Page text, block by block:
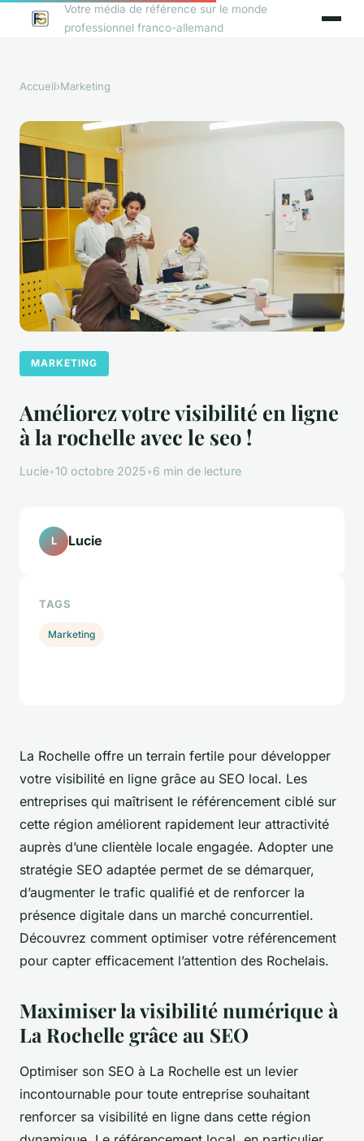
Votre média de référence sur le monde
professionnel franco-allemand
Accueil›Marketing
MARKETING
Améliorez votre visibilité en ligne
à la rochelle avec le seo !
Lucie•10 octobre 2025•6 min de lecture
La Rochelle offre un terrain fertile pour développer
votre visibilité en ligne grâce au SEO local. Les
entreprises qui maîtrisent le référencement ciblé sur
cette région améliorent rapidement leur attractivité
auprès d’une clientèle locale engagée. Adopter une
stratégie SEO adaptée permet de se démarquer,
d’augmenter le trafic qualifié et de renforcer la
présence digitale dans un marché concurrentiel.
Découvrez comment optimiser votre référencement
pour capter efficacement l’attention des Rochelais.
Maximiser la visibilité numérique à
La Rochelle grâce au SEO
Optimiser son SEO à La Rochelle est un levier
incontournable pour toute entreprise souhaitant
renforcer sa visibilité en ligne dans cette région
L Lucie
TAGS
Marketing